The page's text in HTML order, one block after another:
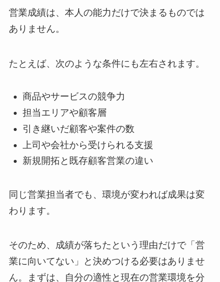
営業成績は、本人の能力だけで決まるものでは
ありません。
たとえば、次のような条件にも左右されます。
商品やサービスの競争力
担当エリアや顧客層
引き継いだ顧客や案件の数
上司や会社から受けられる支援
新規開拓と既存顧客営業の違い
同じ営業担当者でも、環境が変われば成果は変
わります。
そのため、成績が落ちたという理由だけで「営
業に向いてない」と決めつける必要はありませ
ん。まずは、自分の適性と現在の営業環境を分